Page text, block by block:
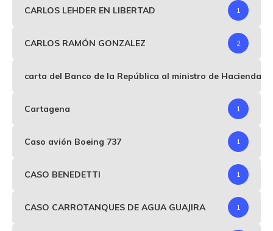
CARLOS LEHDER EN LIBERTAD 1
CARLOS RAMÓN GONZALEZ 2
carta del Banco de la República al ministro de Hacienda
Cartagena 1
Caso avión Boeing 737 1
CASO BENEDETTI 1
CASO CARROTANQUES DE AGUA GUAJIRA 1